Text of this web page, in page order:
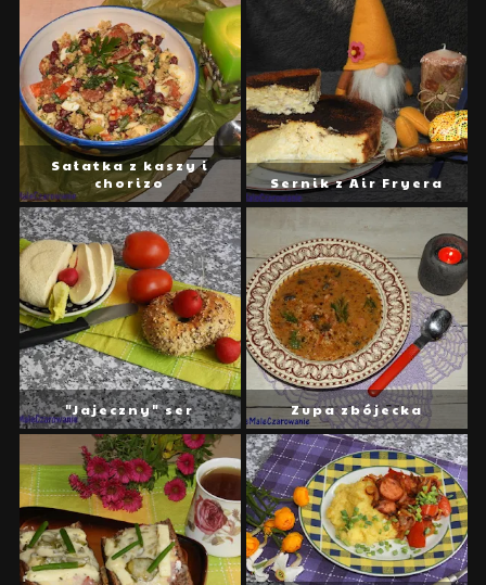
Sałatka z kaszy i
chorizo
Sernik z Air Fryera
"Jajeczny" ser Zupa zbójecka